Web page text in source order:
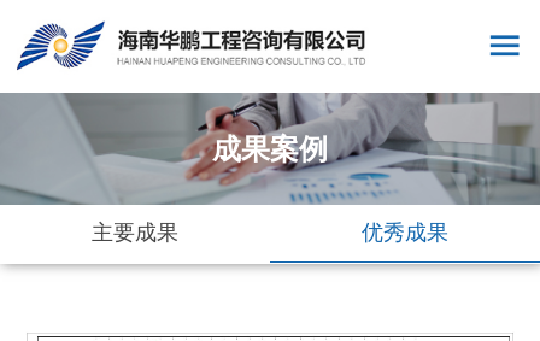
成果案例
主要成果 优秀成果